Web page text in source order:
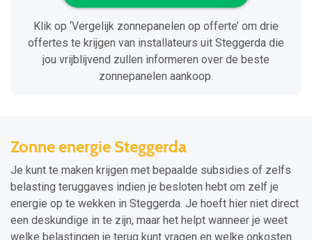
Klik op ‘Vergelijk zonnepanelen op offerte’ om drie
offertes te krijgen van installateurs uit Steggerda die
jou vrijblijvend zullen informeren over de beste
zonnepanelen aankoop.
Zonne energie Steggerda
Je kunt te maken krijgen met bepaalde subsidies of zelfs
belasting teruggaves indien je besloten hebt om zelf je
energie op te wekken in Steggerda. Je hoeft hier niet direct
een deskundige in te zijn, maar het helpt wanneer je weet
welke belastingen je terug kunt vragen en welke onkosten